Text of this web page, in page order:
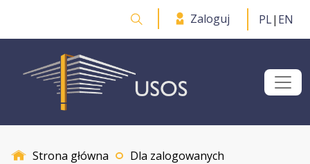
Przejdź do treści
Otwórz wyszukiwarkę
Zaloguj PL| EN
Strona główna
Dla zalogowanych